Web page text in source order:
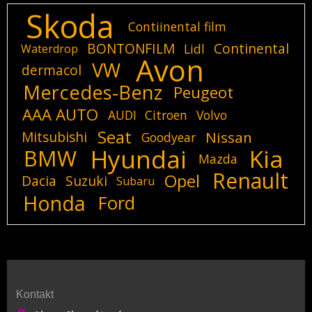
Skoda Contiinental film
Waterdrop BONTONFILM Lidl
Continental
dermacol
VW Avon
Mercedes-Benz
Peugeot
AAA AUTO
AUDI Citroen Volvo
Mitsubishi Seat Goodyear Nissan
BMW Hyundai Mazda Kia
Dacia Suzuki Subaru Opel Renault
Honda Ford
Kontakt